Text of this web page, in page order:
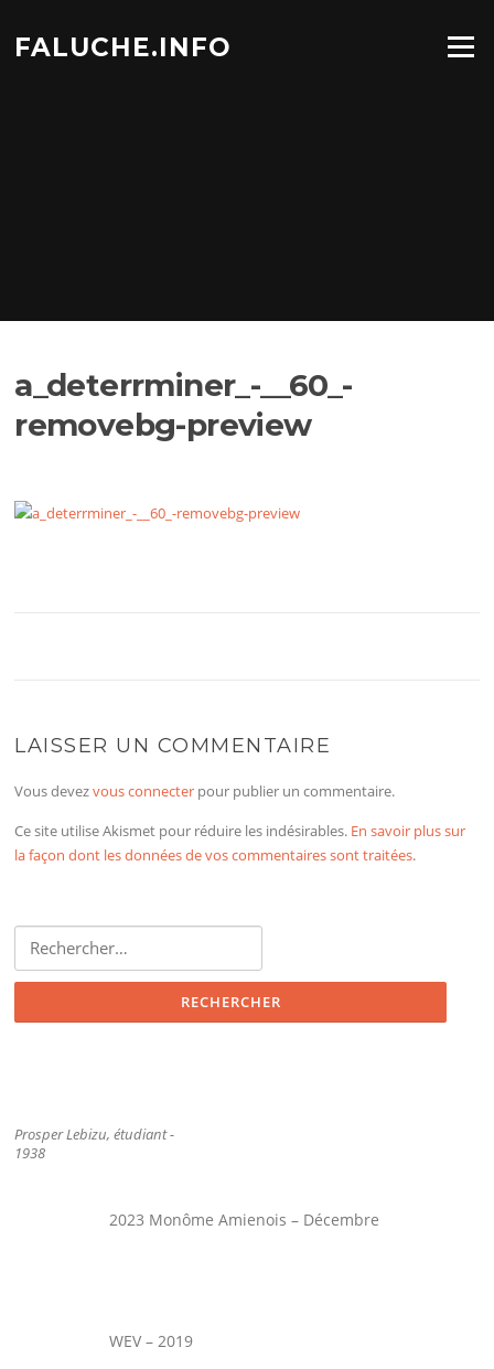
contenu
FALUCHE.INFO Menu
a_deterrminer_-__60_-
removebg-preview
LAISSER UN COMMENTAIRE
Vous devezvous connecter pour publier un commentaire.
Ce site utilise Akismet pour réduire les indésirables. En savoir plus sur
la façon dont les données de vos commentaires sont traitées.
Rechercher :
Prosper Lebizu, étudiant -
1938
2023 Monôme Amienois – Décembre
WEV – 2019